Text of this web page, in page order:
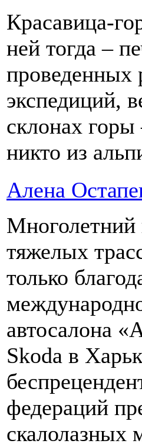
Красавица-
ней тогда –
проведенных
экспедиций,
склонах
никто из
Алена
тяжелых
только
автосалона
Skoda в
федераций
скалолазных